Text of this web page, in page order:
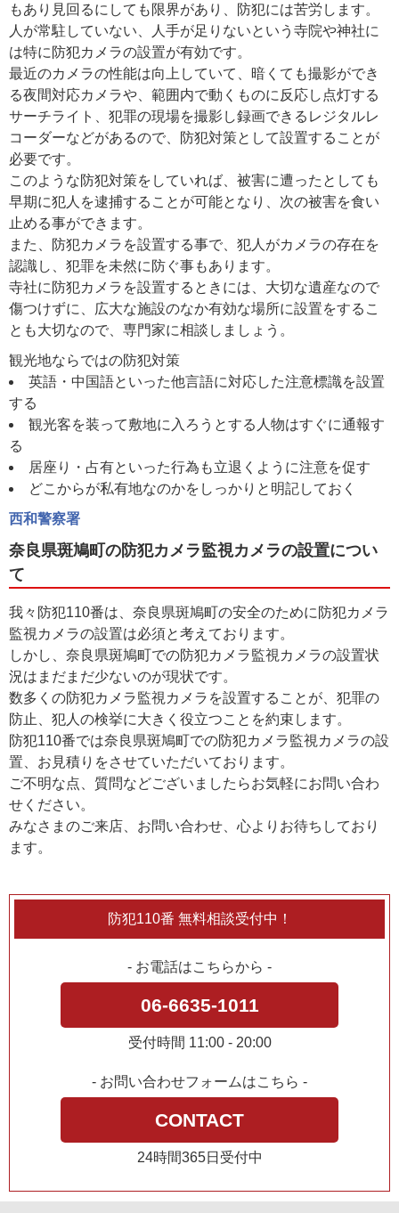
もあり見回るにしても限界があり、防犯には苦労します。
人が常駐していない、人手が足りないという寺院や神社に
は特に防犯カメラの設置が有効です。
最近のカメラの性能は向上していて、暗くても撮影ができ
る夜間対応カメラや、範囲内で動くものに反応し点灯する
サーチライト、犯罪の現場を撮影し録画できるレジタルレ
コーダーなどがあるので、防犯対策として設置することが
必要です。
このような防犯対策をしていれば、被害に遭ったとしても
早期に犯人を逮捕することが可能となり、次の被害を食い
止める事ができます。
また、防犯カメラを設置する事で、犯人がカメラの存在を
認識し、犯罪を未然に防ぐ事もあります。
寺社に防犯カメラを設置するときには、大切な遺産なので
傷つけずに、広大な施設のなか有効な場所に設置をするこ
とも大切なので、専門家に相談しましょう。
観光地ならではの防犯対策
英語・中国語といった他言語に対応した注意標識を設置
する
観光客を装って敷地に入ろうとする人物はすぐに通報す
る
居座り・占有といった行為も立退くように注意を促す
どこからが私有地なのかをしっかりと明記しておく
西和警察署
奈良県斑鳩町の防犯カメラ監視カメラの設置につい
て
我々防犯110番は、奈良県斑鳩町の安全のために防犯カメラ
監視カメラの設置は必須と考えております。
しかし、奈良県斑鳩町での防犯カメラ監視カメラの設置状
況はまだまだ少ないのが現状です。
数多くの防犯カメラ監視カメラを設置することが、犯罪の
防止、犯人の検挙に大きく役立つことを約束します。
防犯110番では奈良県斑鳩町での防犯カメラ監視カメラの設
置、お見積りをさせていただいております。
ご不明な点、質問などございましたらお気軽にお問い合わ
せください。
みなさまのご来店、お問い合わせ、心よりお待ちしており
ます。
防犯110番 無料相談受付中！
- お電話はこちらから -
06-6635-1011
受付時間 11:00 - 20:00
- お問い合わせフォームはこちら -
CONTACT
24時間365日受付中